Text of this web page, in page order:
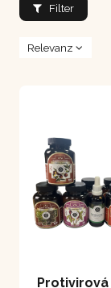
Filter
Relevanz